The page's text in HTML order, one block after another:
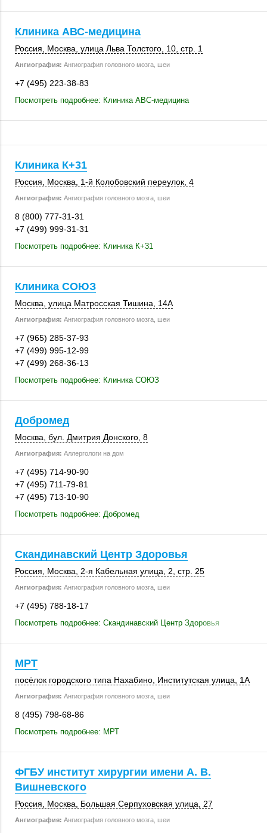
Клиника АВС-медицина
Россия Москва , улица Льва Толстого, 10, стр. 1
Ангиография: Ангиография головного мозга, шеи
+7 (495) 223-38-83
Посмотреть подробнее: Клиника АВС-медицина
Клиника К+31
Россия Москва , 1-й Колобовский переулок, 4
Ангиография: Ангиография головного мозга, шеи
8 (800) 777-31-31
+7 (499) 999-31-31
Посмотреть подробнее: Клиника К+31
Клиника СОЮЗ
Москва , улица Матросская Тишина, 14А
Ангиография: Ангиография головного мозга, шеи
+7 (965) 285-37-93
+7 (499) 995-12-99
+7 (499) 268-36-13
Посмотреть подробнее: Клиника СОЮЗ
Добромед
Москва , бул. Дмитрия Донского, 8
Ангиография: Аллергологи на дом
+7 (495) 714-90-90
+7 (495) 711-79-81
+7 (495) 713-10-90
Посмотреть подробнее: Добромед
Скандинавский Центр Здоровья
Россия Москва , 2-я Кабельная улица, 2, стр. 25
Ангиография: Ангиография головного мозга, шеи
+7 (495) 788-18-17
Посмотреть подробнее: Скандинавский Центр Здоровья
МРТ
посёлок городского типа Нахабино, Институтская улица, 1А
Ангиография: Ангиография головного мозга, шеи
8 (495) 798-68-86
Посмотреть подробнее: МРТ
ФГБУ институт хирургии имени А. В.
Вишневского
Россия Москва , Большая Серпуховская улица, 27
Ангиография: Ангиография головного мозга, шеи